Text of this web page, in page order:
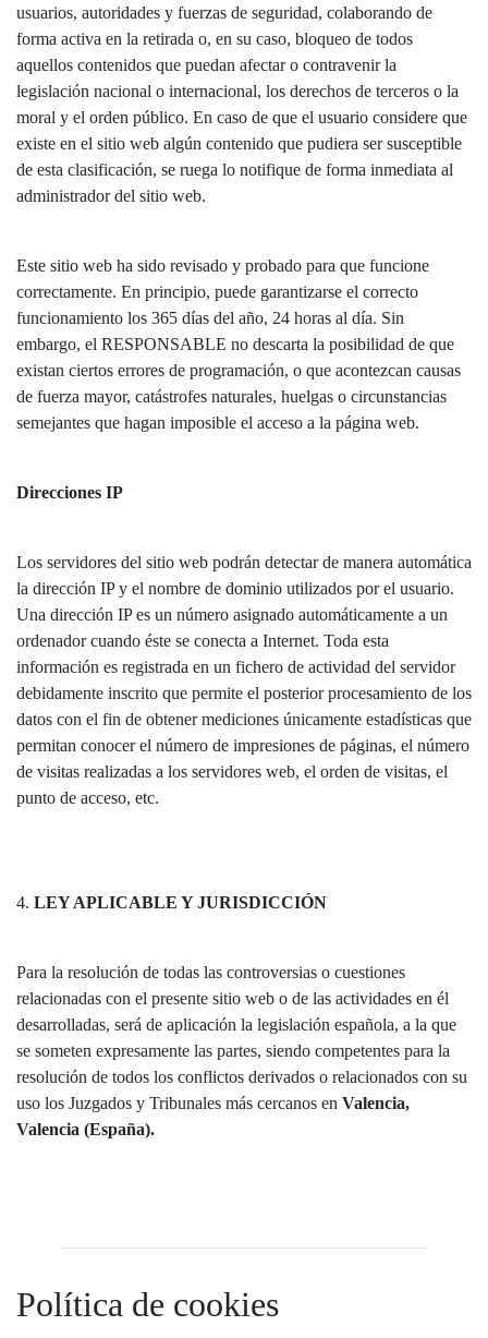
usuarios, autoridades y fuerzas de seguridad, colaborando de
forma activa en la retirada o, en su caso, bloqueo de todos
aquellos contenidos que puedan afectar o contravenir la
legislación nacional o internacional, los derechos de terceros o la
moral y el orden público. En caso de que el usuario considere que
existe en el sitio web algún contenido que pudiera ser susceptible
de esta clasificación, se ruega lo notifique de forma inmediata al
administrador del sitio web.
Este sitio web ha sido revisado y probado para que funcione
correctamente. En principio, puede garantizarse el correcto
funcionamiento los 365 días del año, 24 horas al día. Sin
embargo, el RESPONSABLE no descarta la posibilidad de que
existan ciertos errores de programación, o que acontezcan causas
de fuerza mayor, catástrofes naturales, huelgas o circunstancias
semejantes que hagan imposible el acceso a la página web.
Direcciones IP
Los servidores del sitio web podrán detectar de manera automática
la dirección IP y el nombre de dominio utilizados por el usuario.
Una dirección IP es un número asignado automáticamente a un
ordenador cuando éste se conecta a Internet. Toda esta
información es registrada en un fichero de actividad del servidor
debidamente inscrito que permite el posterior procesamiento de los
datos con el fin de obtener mediciones únicamente estadísticas que
permitan conocer el número de impresiones de páginas, el número
de visitas realizadas a los servidores web, el orden de visitas, el
punto de acceso, etc.
4. LEY APLICABLE Y JURISDICCIÓN
Para la resolución de todas las controversias o cuestiones
relacionadas con el presente sitio web o de las actividades en él
desarrolladas, será de aplicación la legislación española, a la que
se someten expresamente las partes, siendo competentes para la
resolución de todos los conflictos derivados o relacionados con su
uso los Juzgados y Tribunales más cercanos en Valencia,
Valencia (España).
Política de cookies